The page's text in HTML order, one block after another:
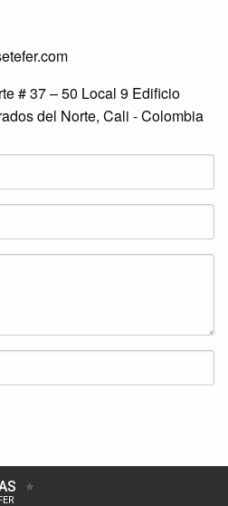
# 37 – 50 Local 9 Edificio
del Norte, Cali - Colombia